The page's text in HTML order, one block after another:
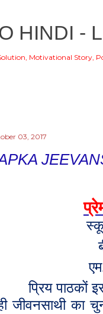
HINDI -
Motivational Story,
03, 2017
प्रिय पाठकों
जीवनसाथी का